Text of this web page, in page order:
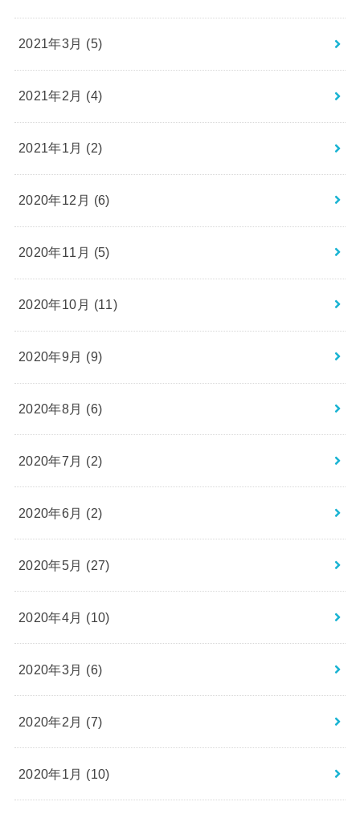
2021年3月 (5)
2021年2月 (4)
2021年1月 (2)
2020年12月 (6)
2020年11月 (5)
2020年10月 (11)
2020年9月 (9)
2020年8月 (6)
2020年7月 (2)
2020年6月 (2)
2020年5月 (27)
2020年4月 (10)
2020年3月 (6)
2020年2月 (7)
2020年1月 (10)